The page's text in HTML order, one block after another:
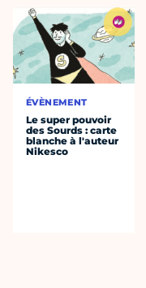
ÉVÈNEMENT
Le super pouvoir
des Sourds : carte
blanche à l'auteur
Nikesco